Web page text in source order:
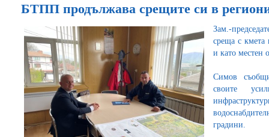
БТПП продължава срещите си в
Зам.-
среща с
и като местен
Симов
своите
градини.